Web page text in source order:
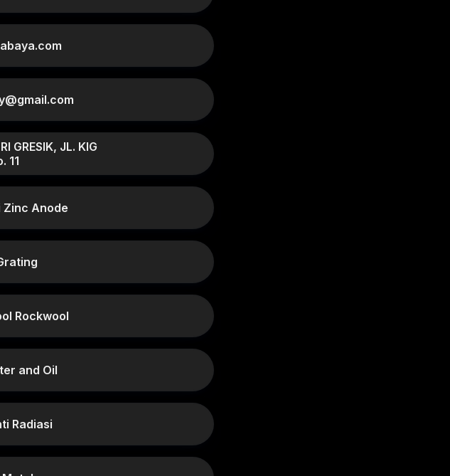
GRESIK, JL. KIG
11
Zinc Anode
Rockwool
and Oil
Radiasi